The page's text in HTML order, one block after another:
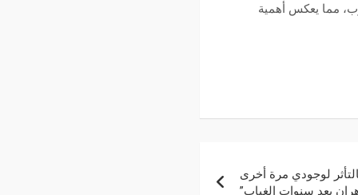
مما يعكس أهمية
لوجودي مرة أخرى
بعد سنوات الغياب”